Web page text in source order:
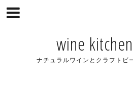
wine
ナチュラルワインとクラフトビ